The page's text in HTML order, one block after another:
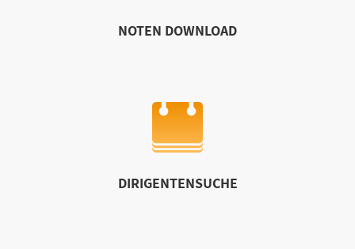
NOTEN DOWNLOAD
DIRIGENTENSUCHE